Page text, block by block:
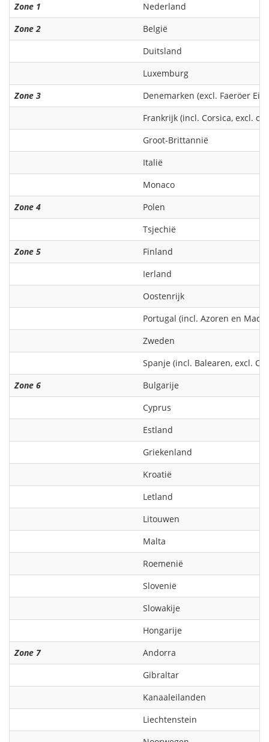
Zone 1
Nederland
Zone 2
België
Duitsland
Luxemburg
Zone 3
Denemarken (excl. Faeröer
Frankrijk (incl. Corsica, excl.
Groot-Brittannië
Italië
Monaco
Zone 4
Polen
Tsjechië
Zone 5
Finland
Ierland
Oostenrijk
Portugal (incl. Azoren en
Zweden
Spanje (incl. Balearen, excl.
Zone 6
Bulgarije
Cyprus
Estland
Griekenland
Kroatië
Letland
Litouwen
Malta
Roemenië
Slovenië
Slowakije
Hongarije
Zone 7
Andorra
Gibraltar
Kanaaleilanden
Liechtenstein